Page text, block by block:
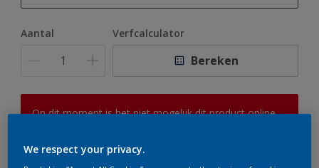
10 L
Aantal Verfcalculator
Bereken
Op dit moment is het niet mogelijk dit product online
er hard aan om de voorraad aan te vullen.
We respect your privacy.